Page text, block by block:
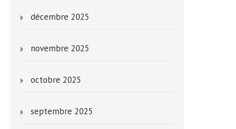
décembre 2025
novembre 2025
octobre 2025
septembre 2025